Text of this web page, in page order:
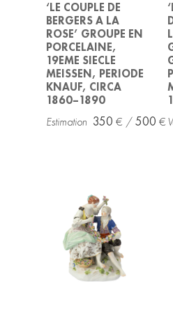
‘LE COUPLE DE
BERGERS A LA
ROSE’ GROUPE EN
PORCELAINE,
19EME SIECLE
MEISSEN, PERIODE
KNAUF, CIRCA
1860–1890
350 500